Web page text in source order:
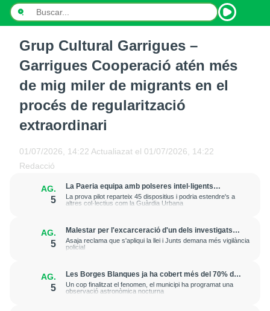
NOTÍCIES
ESPORTS
Grup Cultural Garrigues –
Garrigues Cooperació atén més
de mig miler de migrants en el
procés de regularització
extraordinari
01/07/2026, 14:22 Actualiazat el 01/07/2026, 14:22
Redacció
AG.
5
La Paeria equipa amb polseres intel·ligents
treballadors municipals que fan feina al carrer per
prevenir cops de calor
La prova pilot reparteix 45 dispositius i podria estendre's a
altres col·lectius com la Guàrdia Urbana
AG.
5
Malestar per l'excarceració d'un dels investigats
per l'onada de robatoris i incendis a cases de
l'Horta de Lleida
Asaja reclama que s'apliqui la llei i Junts demana més vigilància
policial
AG.
5
Les Borges Blanques ja ha cobert més del 70% de
les 5.000 places per seguir l'eclipsi total de sol
Un cop finalitzat el fenomen, el municipi ha programat una
observació astronòmica nocturna